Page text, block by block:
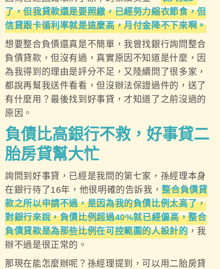
了，但我貸款還是要照繳，已經努力縮衣節食，但
信貸跟卡循利率就是這麼高，月付金降不下來啊。
想要整合負債還真是不簡單，我曾找銀行詢問整合
負債貸款，但沒有過，真實原因不知道是什麼，因
為我得到的理由是評分不足，又陸續問了很多家，
都說再幫我送件看看，但沒辦法保證過件的，送了
有什麼用？最後找到好事貸，才知道了之前沒過的
原因。
負債比高銀行不救，好事貸二
胎房貸幫大忙
詢問到好事貸，已經是我問的第七家，孫經理本身
在銀行待了16年，他很明確的告訴我，整合負債貸
款之所以申請不過，是因為我的負債比例太高了，
對銀行來說，負債比例超過40%就已經偏高，整合
負債貸款是為那些比例在可控範圍的人設計的，我
辦不過是很正常的。
那現在能怎麼辦呢？孫經理提到，可以用二胎房貸